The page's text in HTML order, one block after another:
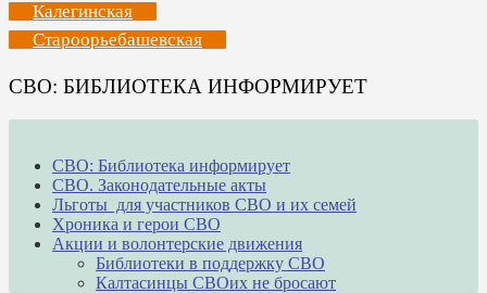
Калегинская
Староорьебашевская
СВО: БИБЛИОТЕКА ИНФОРМИРУЕТ
СВО: Библиотека информирует
СВО. Законодательные акты
Льготы для участников СВО и их семей
Хроника и герои СВО
Акции и волонтерские движения
Библиотеки в поддержку СВО
Калтасинцы СВОих не бросают